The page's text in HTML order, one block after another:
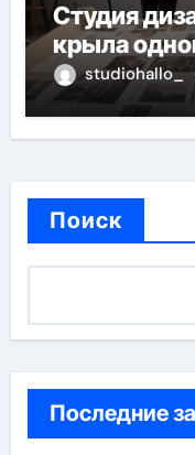
Студия
крыла
studiohallo_
Поиск
Последние